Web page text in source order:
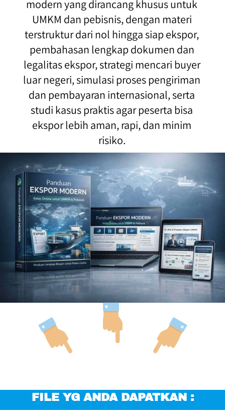
modern yang dirancang khusus untuk
UMKM dan pebisnis, dengan materi
terstruktur dari nol hingga siap ekspor,
pembahasan lengkap dokumen dan
legalitas ekspor, strategi mencari buyer
luar negeri, simulasi proses pengiriman
dan pembayaran internasional, serta
studi kasus praktis agar peserta bisa
ekspor lebih aman, rapi, dan minim
risiko.
FILE YG ANDA DAPATKAN :